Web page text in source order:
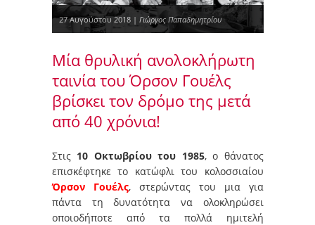
27 Αυγούστου 2018 | Γιώργος Παπαδημητρίου
Μία θρυλική ανολοκλήρωτη
ταινία του Όρσον Γουέλς
βρίσκει τον δρόμο της μετά
από 40 χρόνια!
Στις 10 Οκτωβρίου του 1985, ο θάνατος
επισκέφτηκε το κατώφλι του κολοσσιαίου
Όρσον Γουέλς, στερώντας του μια για
πάντα τη δυνατότητα να ολοκληρώσει
οποιοδήποτε από τα πολλά ημιτελή